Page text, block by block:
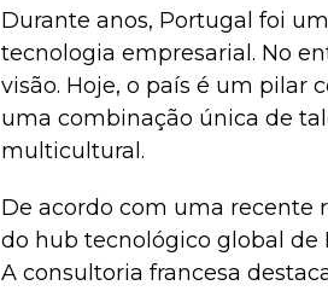
Durante anos, Portugal foi
tecnologia empresarial. No
visão. Hoje, o país é um pilar
uma combinação única de
multicultural.
De acordo com uma recente
do hub tecnológico global de
A consultoria francesa